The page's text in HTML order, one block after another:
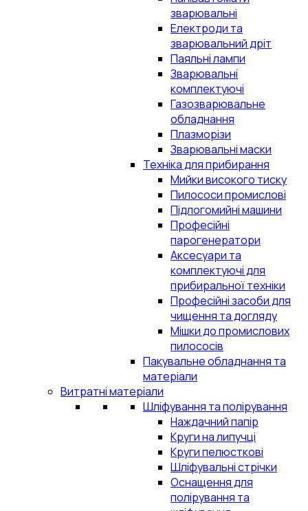
зварювальні
Електроди та
зварювальний дріт
Паяльні лампи
Зварювальні
комплектуючі
Газозварювальне
обладнання
Плазморізи
Зварювальні маски
Техніка для прибирання
Мийки високого тиску
Пилососи промислові
Підлогомийні машини
Професійні
парогенератори
Аксесуари та
комплектуючі для
прибиральної техніки
Професійні засоби для
чищення та догляду
Мішки до промислових
пилососів
Пакувальне обладнання та
матеріали
Витратні матеріали
Шліфування та полірування
Наждачний папір
Круги на липучці
Круги пелюсткові
Шліфувальні стрічки
Оснащення для
полірування та